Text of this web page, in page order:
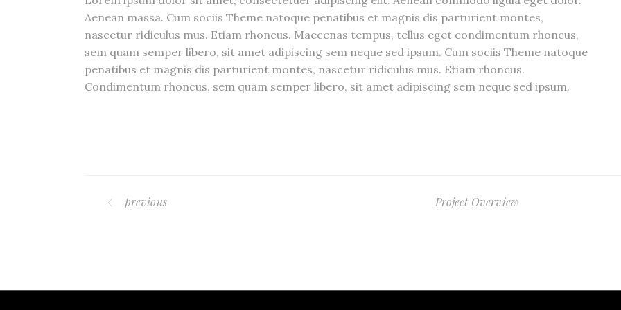
Aenean massa. Cum sociis Theme natoque penatibus et magnis dis parturient montes,
nascetur ridiculus mus. Etiam rhoncus. Maecenas tempus, tellus eget condimentum rhoncus,
sem quam semper libero, sit amet adipiscing sem neque sed ipsum. Cum sociis Theme natoque
penatibus et magnis dis parturient montes, nascetur ridiculus mus. Etiam rhoncus.
Condimentum rhoncus, sem quam semper libero, sit amet adipiscing sem neque sed ipsum.
previous Project Overview